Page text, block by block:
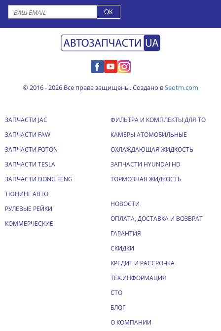
© 2016 - 2026 Все права защищены. Создано вSeotm.com
ЗАПЧАСТИ JAC
ЗАПЧАСТИ FAW
ЗАПЧАСТИ FOTON
ЗАПЧАСТИ TESLA
ЗАПЧАСТИ DONG FENG
ТЮНИНГ АВТО
РУЛЕВЫЕ РЕЙКИ
КОММЕРЧЕСКИЕ
ФИЛЬТРА И КОМПЛЕКТЫ ДЛЯ ТО
КАМЕРЫ АТОМОБИЛЬНЫЕ
ОХЛАЖДАЮЩАЯ ЖИДКОСТЬ
ЗАПЧАСТИ HYUNDAI HD
ТОРМОЗНАЯ ЖИДКОСТЬ
НОВОСТИ
ОПЛАТА, ДОСТАВКА И ВОЗВРАТ
ГАРАНТИЯ
СКИДКИ
КРЕДИТ И РАССРОЧКА
ТЕХ.ИНФОРМАЦИЯ
СТО
БЛОГ
О КОМПАНИИ